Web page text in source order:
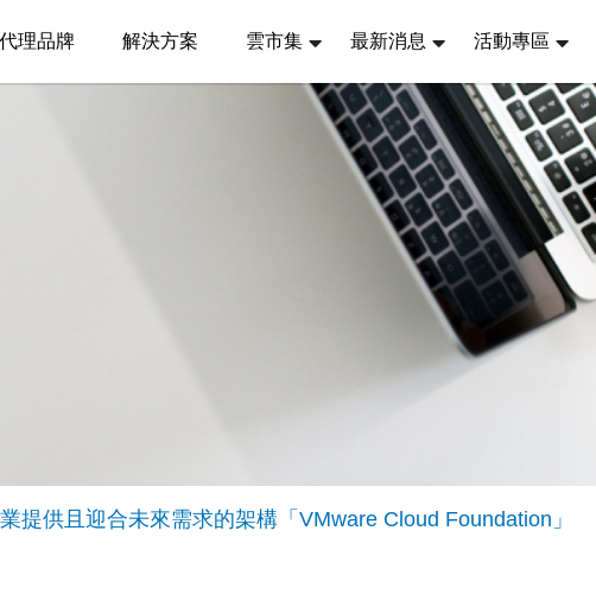
代理品牌 解決方案 雲市集 最新消息 活動專區
提供且迎合未來需求的架構「VMware Cloud Foundation」